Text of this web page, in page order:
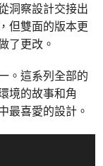
洞察設計交接出
但雙面的版本更
了更改。
。這系列全部的
境的故事和角
最喜愛的設計。